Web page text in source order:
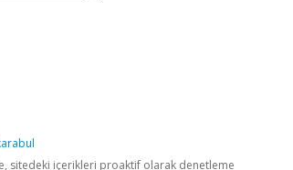
sitedeki içerikleri proaktif olarak denetleme